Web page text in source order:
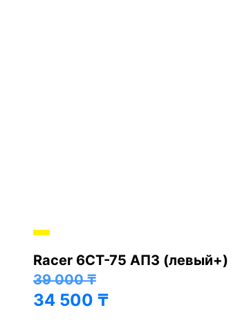
Racer 6СТ-75 АПЗ (левый+)
39 000₸
34 500 ₸